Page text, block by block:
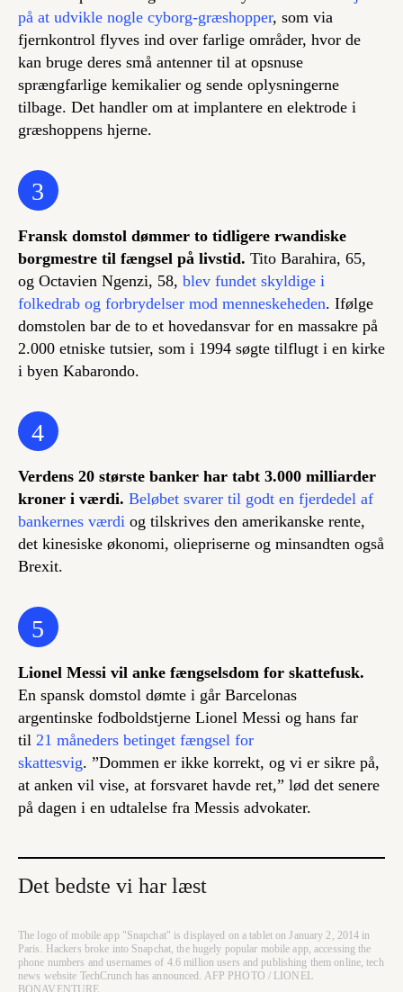
på at udvikle nogle cyborg-græshopper, som via
fjernkontrol flyves ind over farlige områder, hvor de
kan bruge deres små antenner til at opsnuse
sprængfarlige kemikalier og sende oplysningerne
tilbage. Det handler om at implantere en elektrode i
græshoppens hjerne.
3
Fransk domstol dømmer to tidligere rwandiske
borgmestre til fængsel på livstid. Tito Barahira, 65,
og Octavien Ngenzi, 58, blev fundet skyldige i
folkedrab og forbrydelser mod menneskeheden. Ifølge
domstolen bar de to et hovedansvar for en massakre på
2.000 etniske tutsier, som i 1994 søgte tilflugt i en kirke
i byen Kabarondo.
4
Verdens 20 største banker har tabt 3.000 milliarder
kroner i værdi. Beløbet svarer til godt en fjerdedel af
bankernes værdi og tilskrives den amerikanske rente,
det kinesiske økonomi, oliepriserne og minsandten også
Brexit.
5
Lionel Messi vil anke fængselsdom for skattefusk.
En spansk domstol dømte i går Barcelonas
argentinske fodboldstjerne Lionel Messi og hans far
til 21 måneders betinget fængsel for
skattesvig. ”Dommen er ikke korrekt, og vi er sikre på,
at anken vil vise, at forsvaret havde ret,” lød det senere
på dagen i en udtalelse fra Messis advokater.
Det bedste vi har læst
The logo of mobile app "Snapchat" is displayed on a tablet on January 2, 2014 in
Paris. Hackers broke into Snapchat, the hugely popular mobile app, accessing the
phone numbers and usernames of 4.6 million users and publishing them online, tech
news website TechCrunch has announced. AFP PHOTO / LIONEL
BONAVENTURE